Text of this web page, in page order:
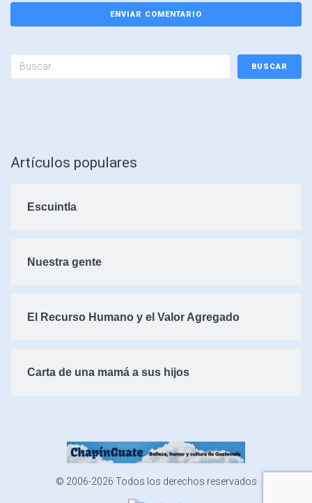
BUSCAR
Artículos populares
Escuintla
Nuestra gente
El Recurso Humano y el Valor Agregado
Carta de una mamá a sus hijos
© 2006-2026 Todos los derechos reservados